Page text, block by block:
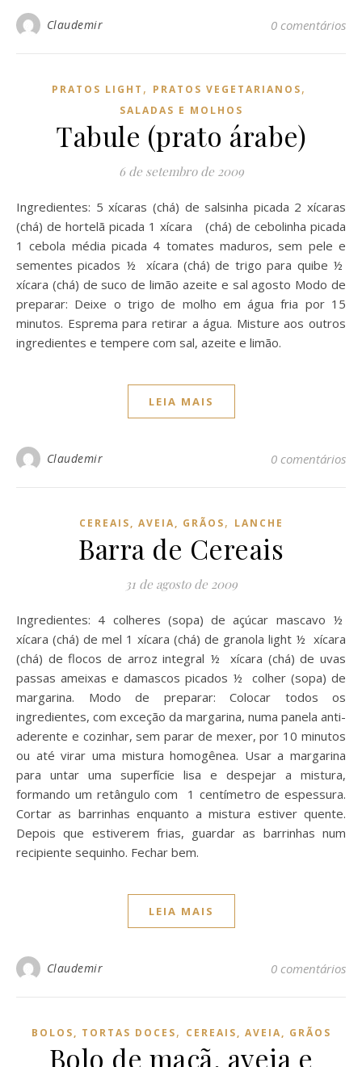
Claudemir 0 comentários
PRATOS LIGHT , PRATOS VEGETARIANOS,
SALADAS E MOLHOS
Tabule (prato árabe)
6 de setembro de 2009
Ingredientes: 5 xícaras (chá) de salsinha picada 2 xícaras
(chá) de hortelã picada 1 xícara (chá) de cebolinha picada
1 cebola média picada 4 tomates maduros, sem pele e
sementes picados ½ xícara (chá) de trigo para quibe ½
xícara (chá) de suco de limão azeite e sal agosto Modo de
preparar: Deixe o trigo de molho em água fria por 15
minutos. Esprema para retirar a água. Misture aos outros
ingredientes e tempere com sal, azeite e limão.
LEIA MAIS
Claudemir 0 comentários
CEREAIS, AVEIA, GRÃOS, LANCHE
Barra de Cereais
31 de agosto de 2009
Ingredientes: 4 colheres (sopa) de açúcar mascavo ½
xícara (chá) de mel 1 xícara (chá) de granola light ½ xícara
(chá) de flocos de arroz integral ½ xícara (chá) de uvas
passas ameixas e damascos picados ½ colher (sopa) de
margarina. Modo de preparar: Colocar todos os
ingredientes, com exceção da margarina, numa panela anti-
aderente e cozinhar, sem parar de mexer, por 10 minutos
ou até virar uma mistura homogênea. Usar a margarina
para untar uma superfície lisa e despejar a mistura,
formando um retângulo com 1 centímetro de espessura.
Cortar as barrinhas enquanto a mistura estiver quente.
Depois que estiverem frias, guardar as barrinhas num
recipiente sequinho. Fechar bem.
LEIA MAIS
Claudemir 0 comentários
BOLOS, TORTAS DOCES, CEREAIS, AVEIA, GRÃOS
Bolo de maçã, aveia e